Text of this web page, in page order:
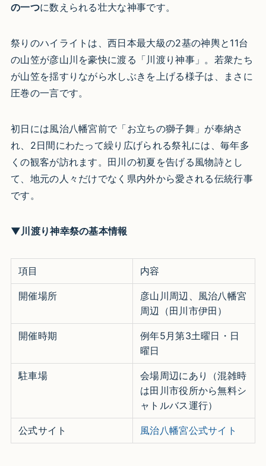
の一つに数えられる壮大な神事です。
祭りのハイライトは、西日本最大級の2基の神輿と11台
の山笠が彦山川を豪快に渡る「川渡り神事」。若衆たち
が山笠を揺すりながら水しぶきを上げる様子は、まさに
圧巻の一言です。
初日には風治八幡宮前で「お立ちの獅子舞」が奉納さ
れ、2日間にわたって繰り広げられる祭礼には、毎年多
くの観客が訪れます。田川の初夏を告げる風物詩とし
て、地元の人々だけでなく県内外から愛される伝統行事
です。​
▼川渡り神幸祭の基本情報
項目 内容
開催場所
彦山川周辺、風治八幡宮
周辺（田川市伊田）​
開催時期
例年5月第3土曜日・日
曜日​
駐車場
会場周辺にあり（混雑時
は田川市役所から無料シ
ャトルバス運行）​
公式サイト 風治八幡宮公式サイト